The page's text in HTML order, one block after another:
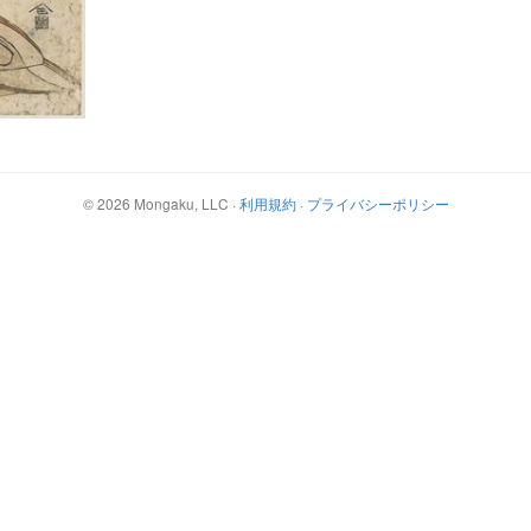
©2026 Mongaku, LLC · 利用規約 · プライバシーポリシー